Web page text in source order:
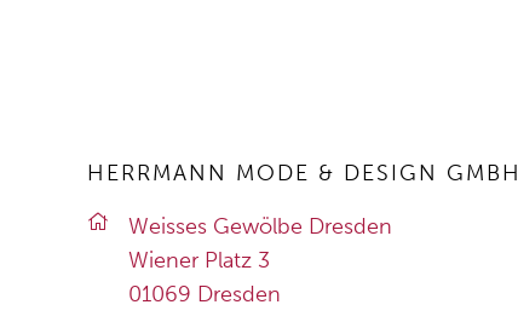
HERRMANN MODE & DESIGN GMBH
Weis­ses Ge­wöl­be Dres­den
Wie­ner Platz 3
01069 Dres­den